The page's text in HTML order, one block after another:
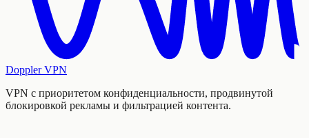
Doppler VPN
VPN с приоритетом конфиденциальности, продвинутой
блокировкой рекламы и фильтрацией контента.